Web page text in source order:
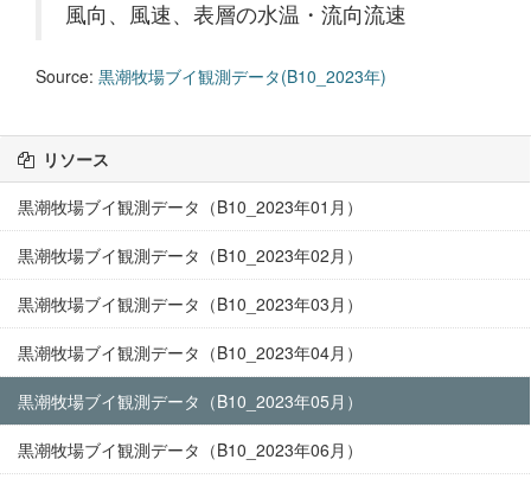
風向、風速、表層の水温・流向流速
Source: 黒潮牧場ブイ観測データ(B10_2023年)
リソース
黒潮牧場ブイ観測データ（B10_2023年01月）
黒潮牧場ブイ観測データ（B10_2023年02月）
黒潮牧場ブイ観測データ（B10_2023年03月）
黒潮牧場ブイ観測データ（B10_2023年04月）
黒潮牧場ブイ観測データ（B10_2023年05月）
黒潮牧場ブイ観測データ（B10_2023年06月）